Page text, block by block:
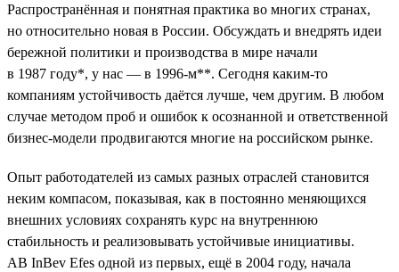
Распространённая и понятная практика во многих странах,
но относительно новая в России. Обсуждать и внедрять идеи
бережной политики и производства в мире начали
в 1987 году*, у нас — в 1996-м**. Сегодня каким-то
компаниям устойчивость даётся лучше, чем другим. В любом
случае методом проб и ошибок к осознанной и ответственной
бизнес-модели продвигаются многие на российском рынке.
Опыт работодателей из самых разных отраслей становится
неким компасом, показывая, как в постоянно меняющихся
внешних условиях сохранять курс на внутреннюю
стабильность и реализовывать устойчивые инициативы.
AB InBev Efes одной из первых, ещё в 2004 году, начала